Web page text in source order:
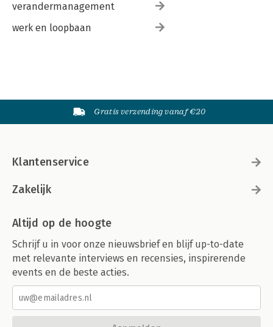
verandermanagement
werk en loopbaan
Gratis verzending vanaf €20
Klantenservice
Zakelijk
Altijd op de hoogte
Schrijf u in voor onze nieuwsbrief en blijf up-to-date
met relevante interviews en recensies, inspirerende
events en de beste acties.